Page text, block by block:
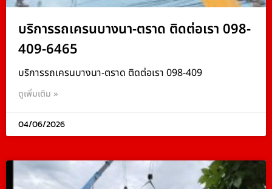
บริการรถเครนบางนา-ตราด ติดต่อเรา 098-
409-6465
บริการรถเครนบางนา-ตราด ติดต่อเรา 098-409
ดูเพิ่มเติม »
04/06/2026